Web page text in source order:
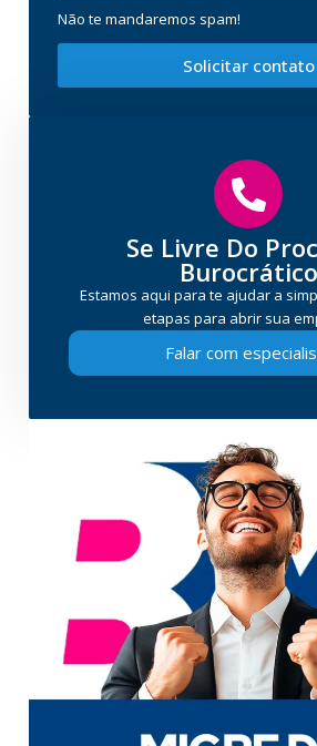
Não te mandaremos spam!
Solicitar contato
Se Livre Do
Burocrático
Estamos aqui para te ajudar a
etapas para abrir sua
Falar com